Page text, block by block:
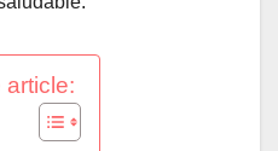
article: